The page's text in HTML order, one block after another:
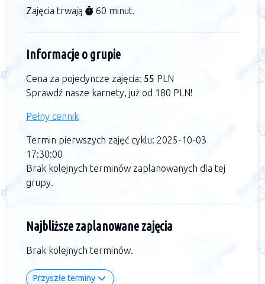
Zajęcia trwają 60 minut.
Informacje o grupie
Cena za pojedyncze zajęcia: 55 PLN
Sprawdź nasze karnety, już od 180 PLN!
Pełny cennik
Termin pierwszych zajęć cyklu: 2025-10-03
17:30:00
Brak kolejnych terminów zaplanowanych dla tej
grupy.
Najbliższe zaplanowane zajęcia
Brak kolejnych terminów.
Przyszłe terminy